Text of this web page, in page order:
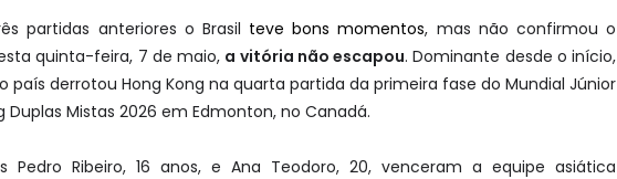
partidas anteriores o Brasil teve bons momentos, mas não confirmou o
quinta-feira, 7 de maio, a vitória não escapou. Dominante desde o início,
país derrotou Hong Kong na quarta partida da primeira fase do Mundial Júnior
Duplas Mistas 2026 em Edmonton, no Canadá.
Pedro Ribeiro, 16 anos, e Ana Teodoro, 20, venceram a equipe asiática